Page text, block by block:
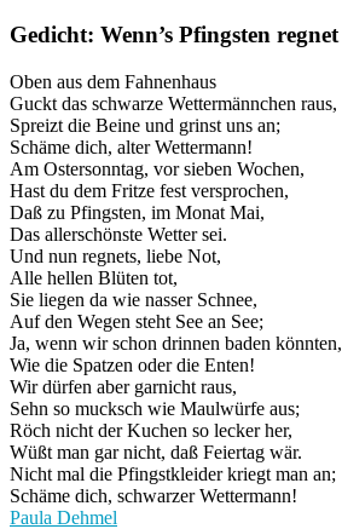
Gedicht: Wenn’s Pfingsten regnet
Oben aus dem Fahnenhaus
Guckt das schwarze Wettermännchen raus,
Spreizt die Beine und grinst uns an;
Schäme dich, alter Wettermann!
Am Ostersonntag, vor sieben Wochen,
Hast du dem Fritze fest versprochen,
Daß zu Pfingsten, im Monat Mai,
Das allerschönste Wetter sei.
Und nun regnets, liebe Not,
Alle hellen Blüten tot,
Sie liegen da wie nasser Schnee,
Auf den Wegen steht See an See;
Ja, wenn wir schon drinnen baden könnten,
Wie die Spatzen oder die Enten!
Wir dürfen aber garnicht raus,
Sehn so mucksch wie Maulwürfe aus;
Röch nicht der Kuchen so lecker her,
Wüßt man gar nicht, daß Feiertag wär.
Nicht mal die Pfingstkleider kriegt man an;
Schäme dich, schwarzer Wettermann!
Paula Dehmel